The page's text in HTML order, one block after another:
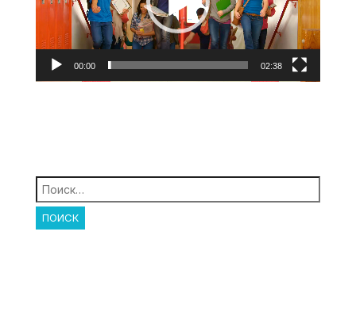
00:00 02:38
Найти: